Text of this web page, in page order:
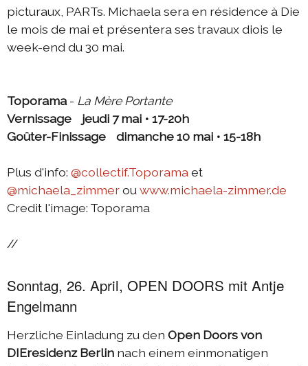
picturaux, PARTs. Michaela sera en résidence à Die
le mois de mai et présentera ses travaux diois le
week-end du 30 mai.
Toporama- La Mère Portante
Vernissage jeudi 7 mai • 17-20h
Goûter-Finissage dimanche 10 mai • 15-18h
Plus d'info: @collectif.Toporamaet
@michaela_zimmerouwww.michaela-zimmer.de
Credit l'image: Toporama
//
Sonntag, 26. April, OPEN DOORS mit Antje
Engelmann
Herzliche Einladung zu den Open Doors von
DIEresidenz Berlin nach einem einmonatigen